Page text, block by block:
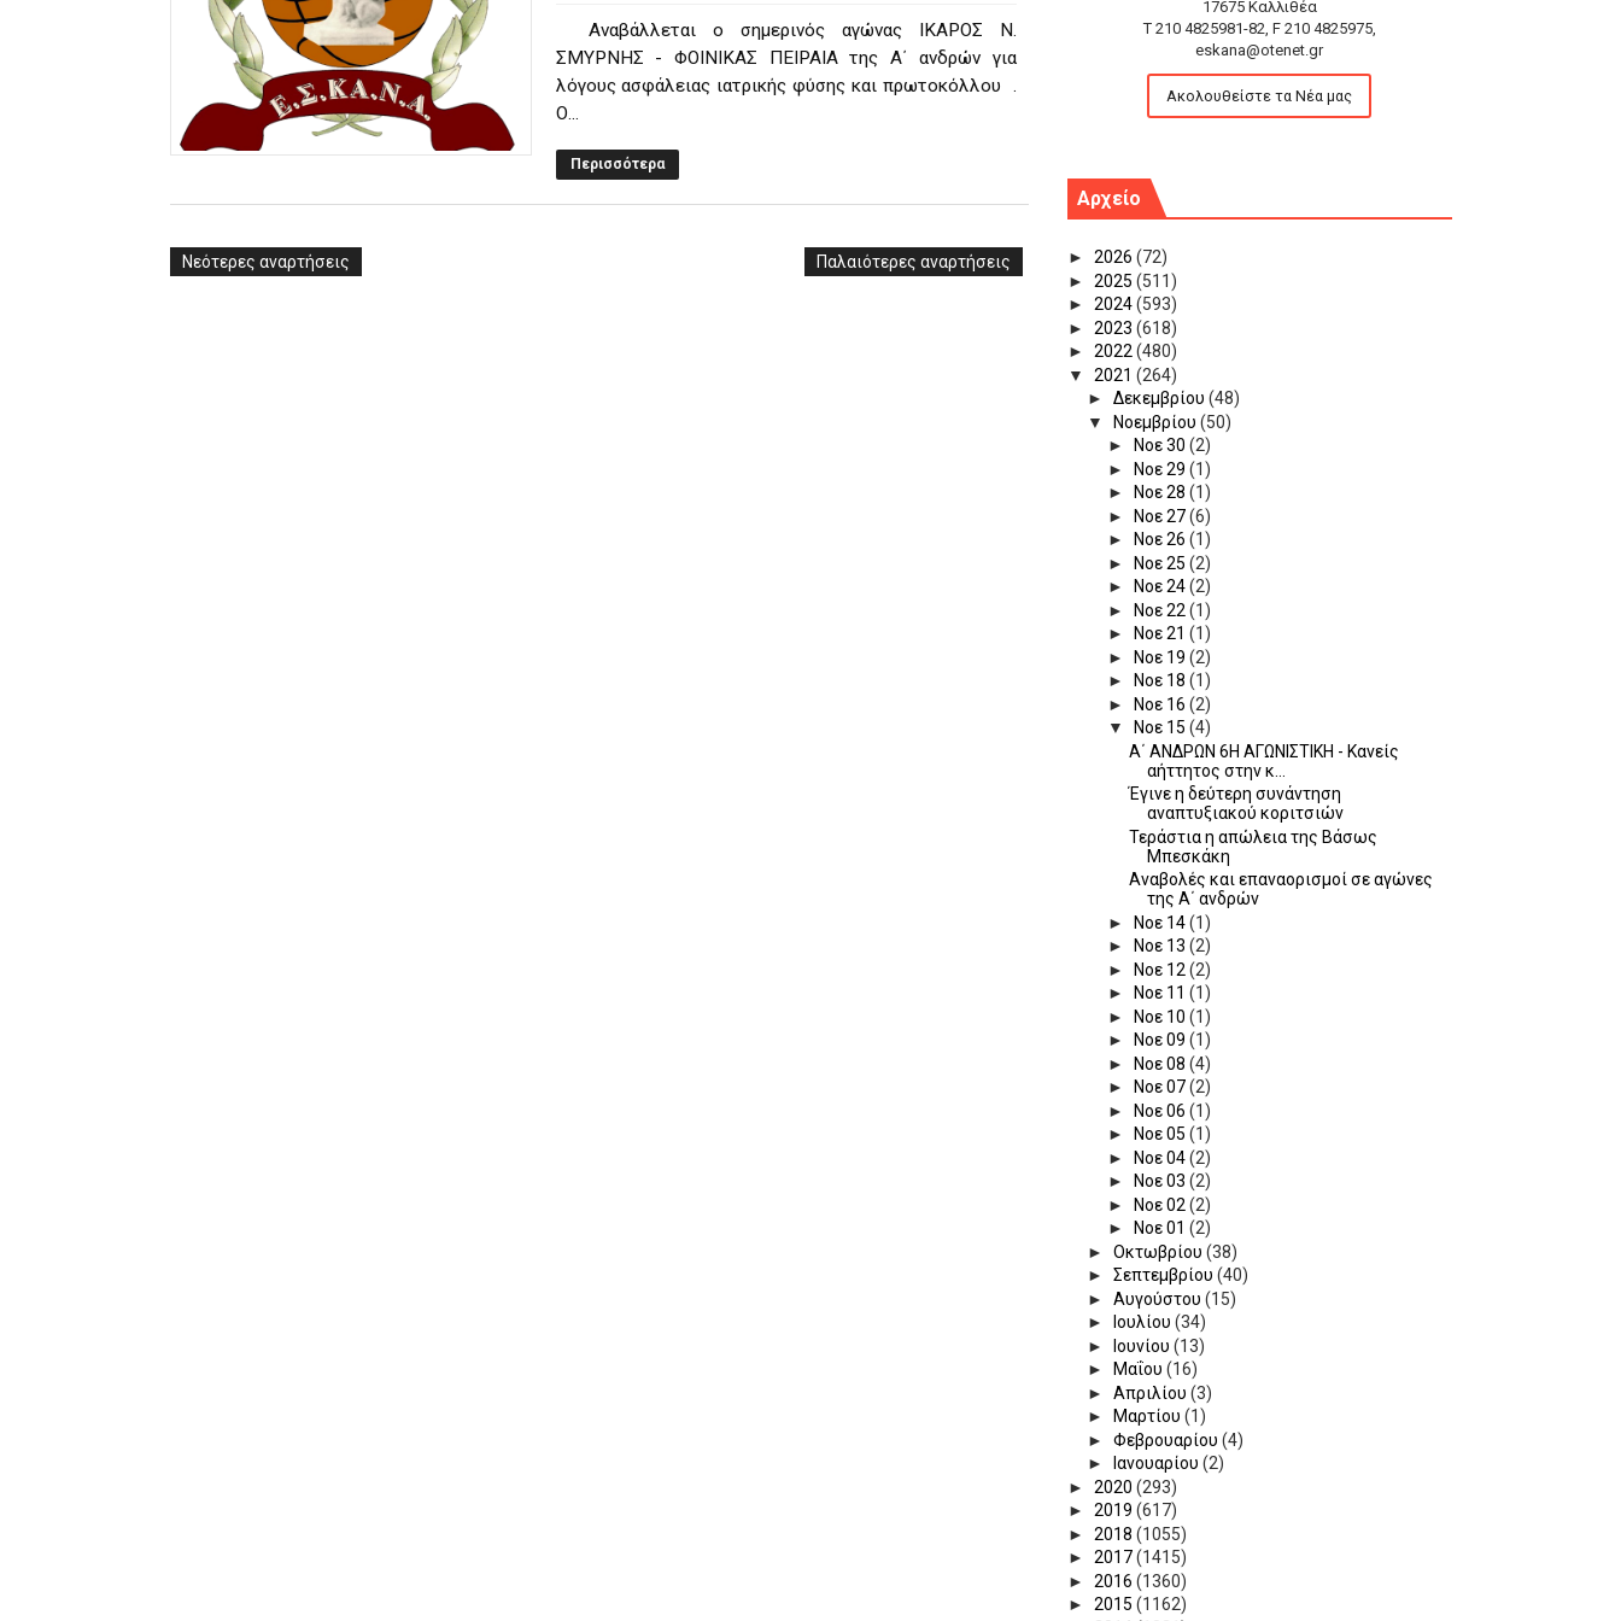
Αναβάλλεται ο σημερινός αγώνας ΙΚΑΡΟΣ Ν.
ΣΜΥΡΝΗΣ - ΦΟΙΝΙΚΑΣ ΠΕΙΡΑΙΑ της Α΄ ανδρών για
λόγους ασφάλειας ιατρικής φύσης και πρωτοκόλλου .
Ο...
Περισσότερα
Νεότερες αναρτήσεις Παλαιότερες αναρτήσεις
17675 Καλλιθέα
T 210 4825981-82, F 210 4825975,
eskana@otenet.gr
Ακολουθείστε τα Νέα μας
Αρχείο
► 2026 (72)
► 2025 (511)
► 2024(593)
► 2023 (618)
► 2022(480)
▼ 2021 (264)
►Δεκεμβρίου(48)
▼ Νοεμβρίου(50)
►
Νοε 30(2)
►
Νοε 29(1)
►
Νοε 28(1)
►
Νοε 27(6)
►
Νοε 26(1)
►
Νοε 25(2)
►
Νοε 24(2)
►
Νοε 22(1)
►
Νοε 21(1)
►
Νοε 19(2)
►
Νοε 18(1)
►
Νοε 16(2)
▼
Νοε 15(4)
Α΄ ΑΝΔΡΩΝ 6Η ΑΓΩΝΙΣΤΙΚΗ - Κανείς
αήττητος στην κ...
Έγινε η δεύτερη συνάντηση
αναπτυξιακού κοριτσιών
Τεράστια η απώλεια της Βάσως
Μπεσκάκη
Αναβολές και επαναορισμοί σε αγώνες
της Α΄ ανδρών
►
Νοε 14(1)
►
Νοε 13(2)
►
Νοε 12(2)
►
Νοε 11(1)
►
Νοε 10(1)
►
Νοε 09(1)
►
Νοε 08(4)
►
Νοε 07(2)
►
Νοε 06(1)
►
Νοε 05(1)
►
Νοε 04(2)
►
Νοε 03(2)
►
Νοε 02(2)
►
Νοε 01(2)
►Οκτωβρίου(38)
►Σεπτεμβρίου(40)
►Αυγούστου(15)
►
Ιουλίου(34)
►
Ιουνίου(13)
► Μαΐου(16)
►Απριλίου(3)
► Μαρτίου(1)
►Φεβρουαρίου(4)
►
Ιανουαρίου(2)
► 2020 (293)
► 2019 (617)
► 2018 (1055)
► 2017(1415)
► 2016 (1360)
► 2015 (1162)